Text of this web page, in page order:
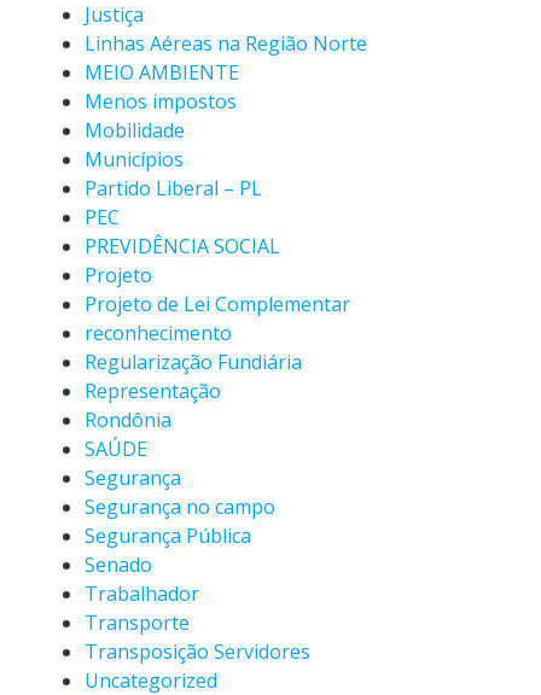
Justiça
Linhas Aéreas na Região Norte
MEIO AMBIENTE
Menos impostos
Mobilidade
Municípios
Partido Liberal – PL
PEC
PREVIDÊNCIA SOCIAL
Projeto
Projeto de Lei Complementar
reconhecimento
Regularização Fundiária
Representação
Rondônia
SAÚDE
Segurança
Segurança no campo
Segurança Pública
Senado
Trabalhador
Transporte
Transposição Servidores
Uncategorized